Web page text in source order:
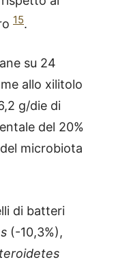
15.
su 24
allo xilitolo
g/die di
del 20%
microbiota
di batteri
(-10,3%),